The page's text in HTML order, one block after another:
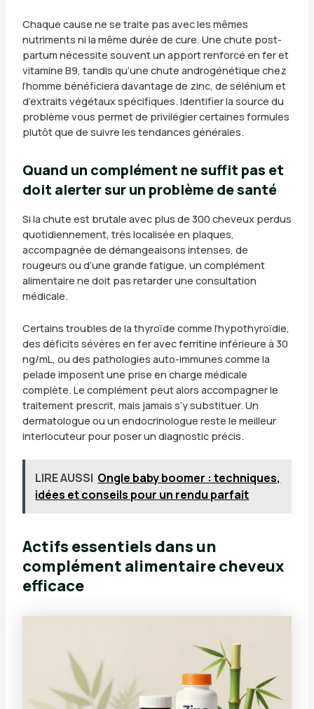
Chaque cause ne se traite pas avec les mêmes
nutriments ni la même durée de cure. Une chute post-
partum nécessite souvent un apport renforcé en fer et
vitamine B9, tandis qu’une chute androgénétique chez
l’homme bénéficiera davantage de zinc, de sélénium et
d’extraits végétaux spécifiques. Identifier la source du
problème vous permet de privilégier certaines formules
plutôt que de suivre les tendances générales.
Quand un complément ne suffit pas et
doit alerter sur un problème de santé
Si la chute est brutale avec plus de 300 cheveux perdus
quotidiennement, très localisée en plaques,
accompagnée de démangeaisons intenses, de
rougeurs ou d’une grande fatigue, un complément
alimentaire ne doit pas retarder une consultation
médicale.
Certains troubles de la thyroïde comme l’hypothyroïdie,
des déficits sévères en fer avec ferritine inférieure à 30
ng/mL, ou des pathologies auto-immunes comme la
pelade imposent une prise en charge médicale
complète. Le complément peut alors accompagner le
traitement prescrit, mais jamais s’y substituer. Un
dermatologue ou un endocrinologue reste le meilleur
interlocuteur pour poser un diagnostic précis.
LIRE AUSSI Ongle baby boomer : techniques,
idées et conseils pour un rendu parfait
Actifs essentiels dans un
complément alimentaire cheveux
efficace